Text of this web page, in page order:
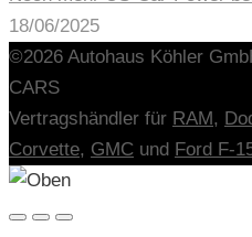
18/06/2025
©2026 Autohaus Köhler
CARS
Vertragshändler für RAM,
Corvette, GMC und Ford F-